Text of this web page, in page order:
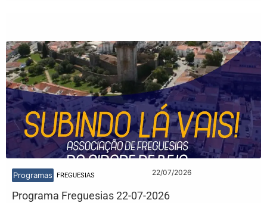
Programas FREGUESIAS 22/07/2026
Programa Freguesias 22-07-2026